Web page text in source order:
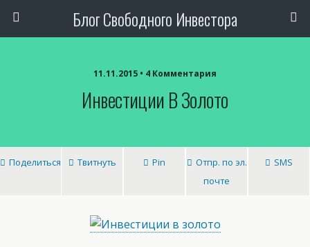
Блог Свободного Инвестора
11.11.2015 • 4 Комментария
Инвестиции В Золото
Поделиться Твитнуть Pin
Отпр. по эл.
почте
SMS